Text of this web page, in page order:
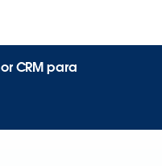
CRM para